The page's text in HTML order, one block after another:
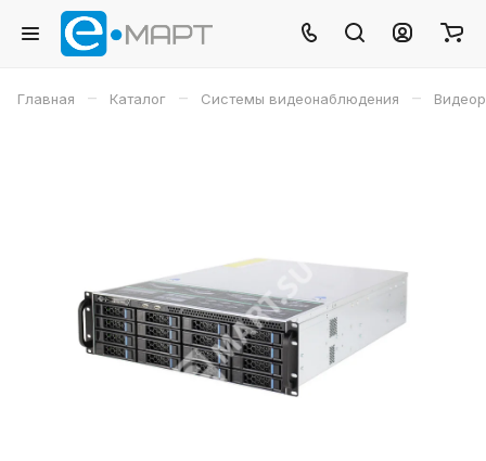
Главная – Каталог – Системы видеонаблюдения –